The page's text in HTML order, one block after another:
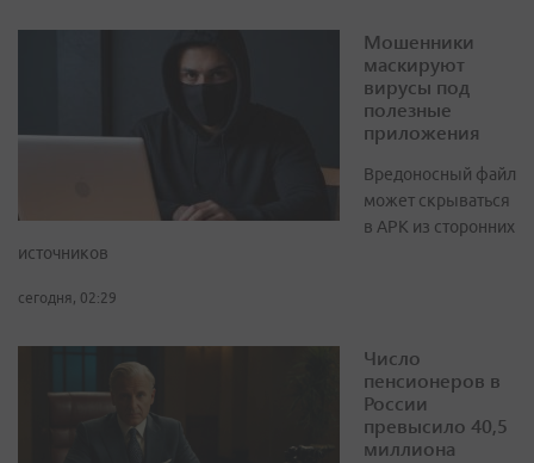
Мошенники
маскируют
вирусы под
полезные
приложения
Вредоносный файл
может скрываться
в APK из сторонних
источников
сегодня, 02:29
Число
пенсионеров в
России
превысило 40,5
миллиона